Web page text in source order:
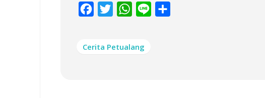
Facebook
Twitter WhatsApp
Line
Cerita Petualang